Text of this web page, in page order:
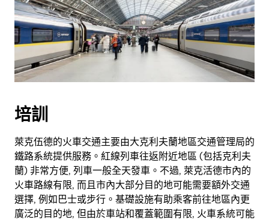
培訓
萊克伍德的火車交通主要由大克利夫蘭地區交通管理局的
鐵路系統提供服務。紅線列車往返附近地區 (包括克利夫
蘭) 非常方便, 列車一般全天發車。不過, 萊克活德市內的
火車路線有限, 而且市內大部分目的地可能需要額外交通
選擇, 例如巴士或步行。基礎設施有助乘客前往地區內更
廣泛的目的地, 但由於車站和覆蓋範圍有限, 火車系統可能